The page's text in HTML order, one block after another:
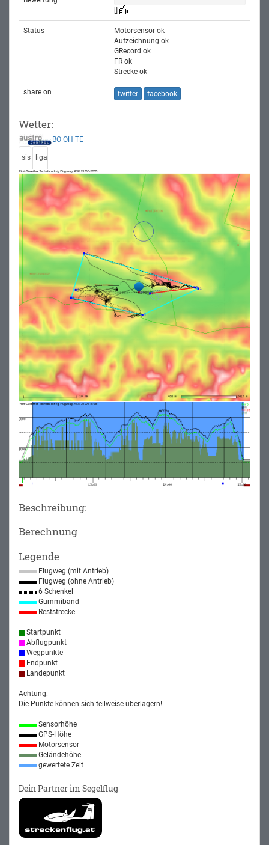
Status
Motorsensor ok
Aufzeichnung ok
GRecord ok
FR ok
Strecke ok
share on twitter facebook
Wetter:
BO OH TE
sis liga
Beschreibung:
Berechnung
Legende
Flugweg (mit Antrieb)
Flugweg (ohne Antrieb)
6 Schenkel
Gummiband
Reststrecke
Startpunkt
Abflugpunkt
Wegpunkte
Endpunkt
Landepunkt
Achtung:
Die Punkte können sich teilweise überlagern!
Sensorhöhe
GPS-Höhe
Motorsensor
Geländehöhe
gewertete Zeit
Dein Partner im Segelflug